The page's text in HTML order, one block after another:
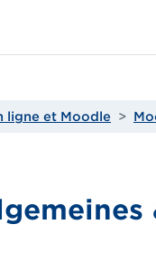
ligne et Moodle
section